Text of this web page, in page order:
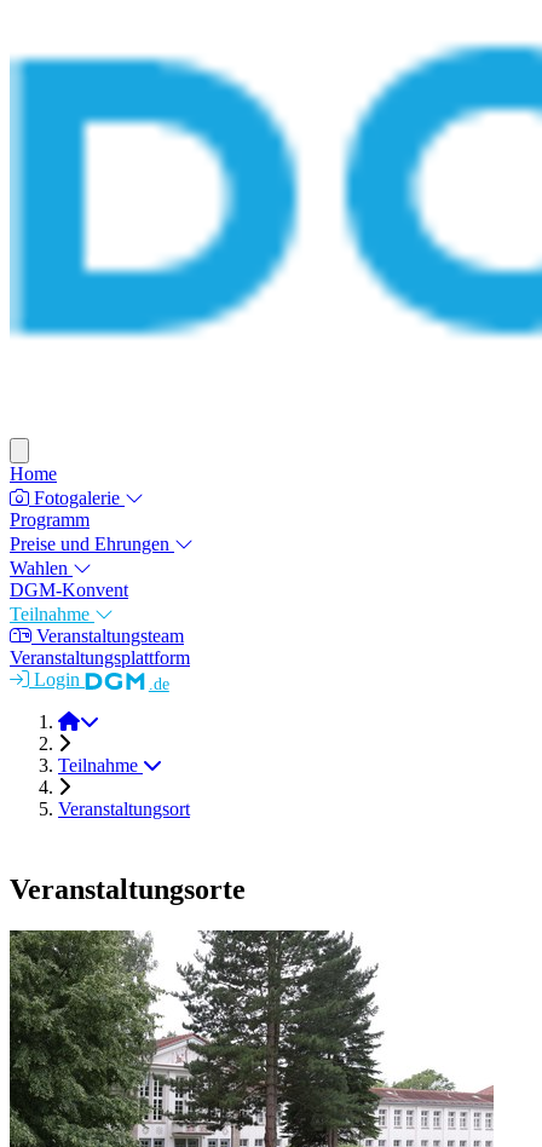
Home
Fotogalerie
Programm
Preise und Ehrungen
Wahlen
DGM-Konvent
Teilnahme
Veranstaltungsteam
Veranstaltungsplattform
Login
.de
DGM-Tag 2025
Teilnahme
Veranstaltungsort
Veranstaltungsorte